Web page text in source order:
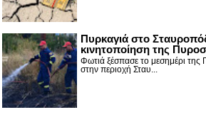
Πυρκαγιά στο
κινητοποίηση της
Φωτιά ξέσπασε το μεσημέρι
στην περιοχή Σταυ...